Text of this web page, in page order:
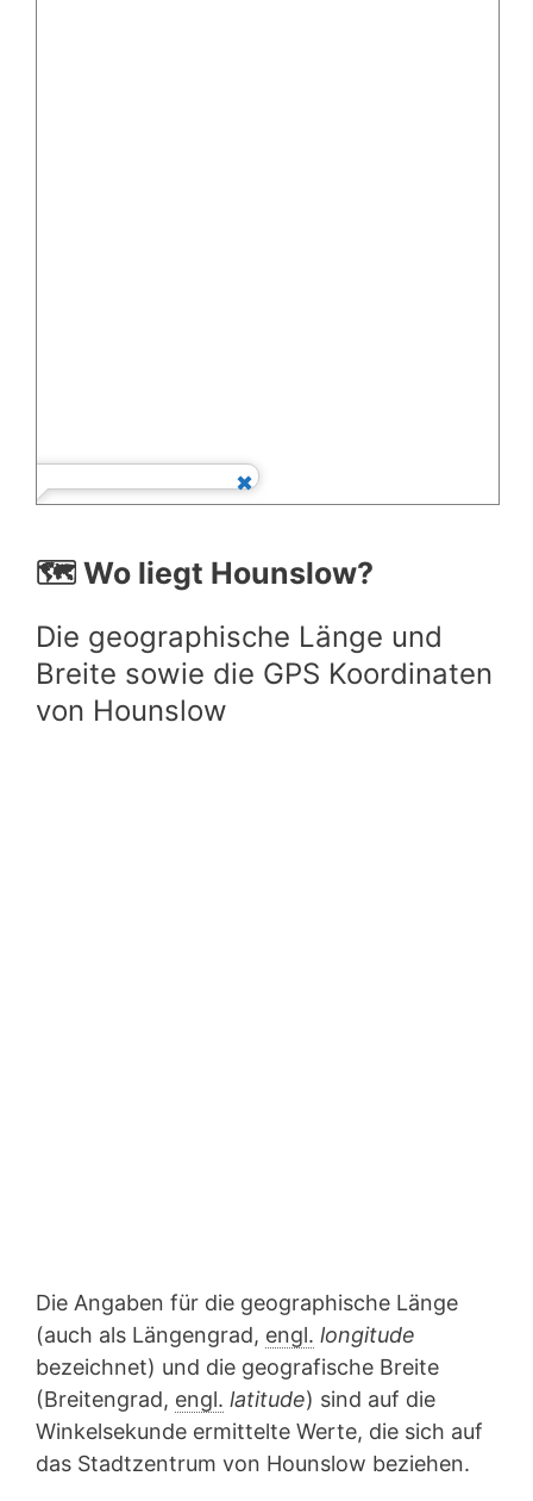
🗺️ Wo liegt Hounslow?
Die geographische Länge und
Breite sowie die GPS Koordinaten
von Hounslow
Die Angaben für die geographische Länge
(auch als Längengrad, engl. longitude
bezeichnet) und die geografische Breite
(Breitengrad, engl. latitude) sind auf die
Winkelsekunde ermittelte Werte, die sich auf
das Stadtzentrum von Hounslow beziehen.